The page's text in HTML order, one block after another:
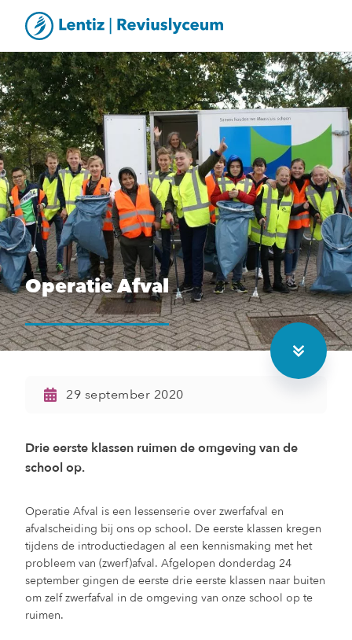
Operatie Afval
29 september 2020
Drie eerste klassen ruimen de omgeving van de
school op.
Operatie Afval is een lessenserie over zwerfafval en
afvalscheiding bij ons op school. De eerste klassen kregen
tijdens de introductiedagen al een kennismaking met het
probleem van (zwerf)afval. Afgelopen donderdag 24
september gingen de eerste drie eerste klassen naar buiten
om zelf zwerfafval in de omgeving van onze school op te
ruimen.